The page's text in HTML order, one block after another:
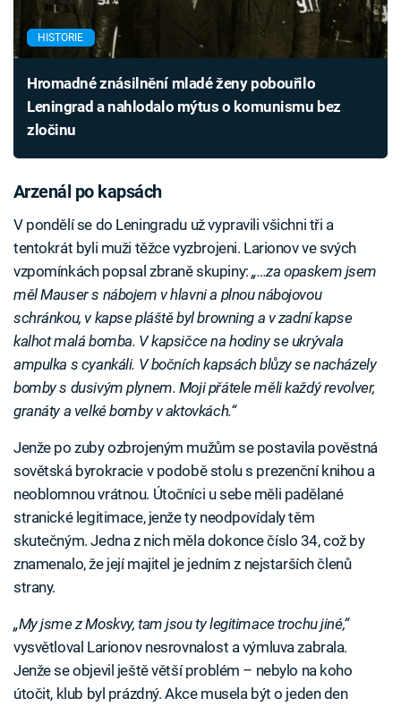
HISTORIE
Hromadné znásilnění mladé ženy pobouřilo
Leningrad a nahlodalo mýtus o komunismu bez
zločinu
Arzenál po kapsách
V pondělí se do Leningradu už vypravili všichni tři a
tentokrát byli muži těžce vyzbrojeni. Larionov ve svých
vzpomínkách popsal zbraně skupiny:„…za opaskem jsem
měl Mauser s nábojem v hlavni a plnou nábojovou
schránkou, v kapse pláště byl browning a v zadní kapse
kalhot malá bomba. V kapsičce na hodiny se ukrývala
ampulka s cyankáli. V bočních kapsách blůzy se nacházely
bomby s dusivým plynem. Moji přátele měli každý revolver,
granáty a velké bomby v aktovkách.“
Jenže po zuby ozbrojeným mužům se postavila pověstná
sovětská byrokracie v podobě stolu s prezenční knihou a
neoblomnou vrátnou. Útočníci u sebe měli padělané
stranické legitimace, jenže ty neodpovídaly těm
skutečným. Jedna z nich měla dokonce číslo 34, což by
znamenalo, že její majitel je jedním z nejstarších členů
strany.
„My jsme z Moskvy, tam jsou ty legitimace trochu jiné,“
vysvětloval Larionov nesrovnalost a výmluva zabrala.
Jenže se objevil ještě větší problém – nebylo na koho
útočit, klub byl prázdný. Akce musela být o jeden den